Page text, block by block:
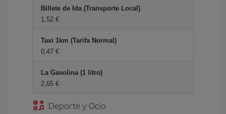
Billete de Ida (Transporte Local)
1,52 €
Taxi 1km (Tarifa Normal)
0,47 €
La Gasolina (1 litro)
2,65 €
Deporte y Ocio